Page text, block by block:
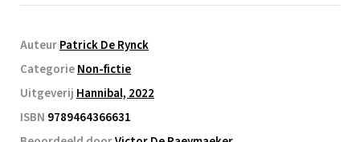
AuteurPatrick De Rynck
CategorieNon-fictie
Uitgeverij Hannibal, 2022
ISBN 9789464366631